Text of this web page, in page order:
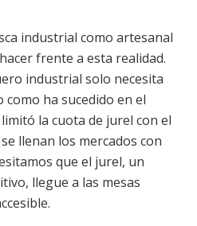
industrial como artesanal
frente a esta realidad.
industrial solo necesita
ha sucedido en el
la cuota de jurel con el
llenan los mercados con
que el jurel, un
llegue a las mesas